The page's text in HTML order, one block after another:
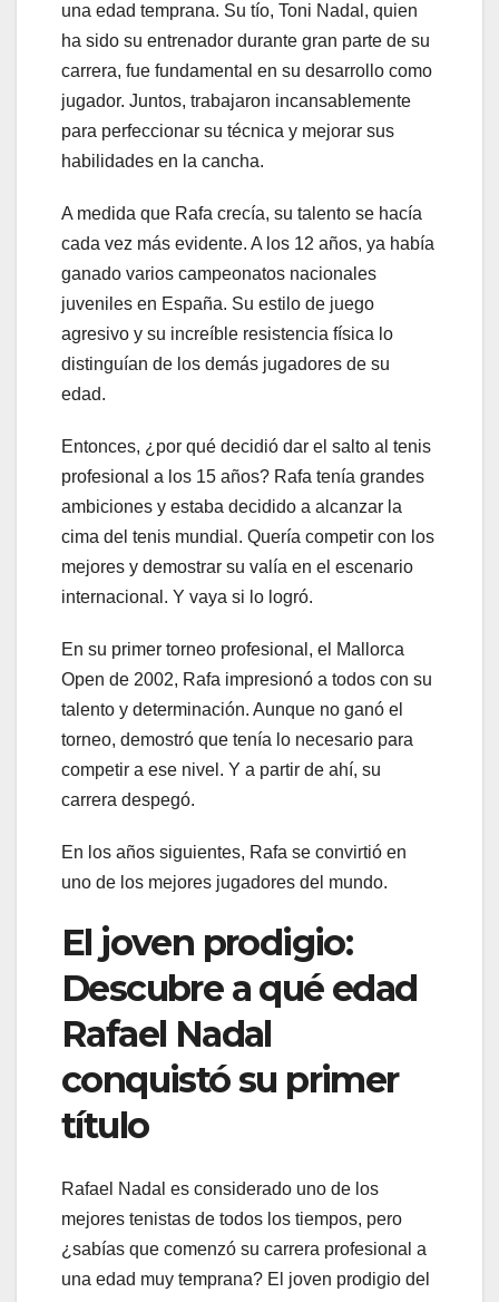
una edad temprana. Su tío, Toni Nadal, quien
ha sido su entrenador durante gran parte de su
carrera, fue fundamental en su desarrollo como
jugador. Juntos, trabajaron incansablemente
para perfeccionar su técnica y mejorar sus
habilidades en la cancha.
A medida que Rafa crecía, su talento se hacía
cada vez más evidente. A los 12 años, ya había
ganado varios campeonatos nacionales
juveniles en España. Su estilo de juego
agresivo y su increíble resistencia física lo
distinguían de los demás jugadores de su
edad.
Entonces, ¿por qué decidió dar el salto al tenis
profesional a los 15 años? Rafa tenía grandes
ambiciones y estaba decidido a alcanzar la
cima del tenis mundial. Quería competir con los
mejores y demostrar su valía en el escenario
internacional. Y vaya si lo logró.
En su primer torneo profesional, el Mallorca
Open de 2002, Rafa impresionó a todos con su
talento y determinación. Aunque no ganó el
torneo, demostró que tenía lo necesario para
competir a ese nivel. Y a partir de ahí, su
carrera despegó.
En los años siguientes, Rafa se convirtió en
uno de los mejores jugadores del mundo.
El joven prodigio:
Descubre a qué edad
Rafael Nadal
conquistó su primer
título
Rafael Nadal es considerado uno de los
mejores tenistas de todos los tiempos, pero
¿sabías que comenzó su carrera profesional a
una edad muy temprana? El joven prodigio del